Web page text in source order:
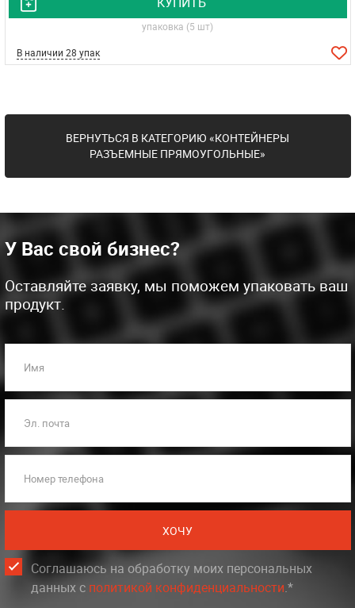
упаковка (5 шт)
В наличии 28 упак
ВЕРНУТЬСЯ В КАТЕГОРИЮ «КОНТЕЙНЕРЫ
РАЗЪЕМНЫЕ ПРЯМОУГОЛЬНЫЕ»
У Вас свой бизнес?
Оставляйте заявку, мы поможем упаковать ваш
продукт.
Имя
Эл. почта
Номер телефона
ХОЧУ
Соглашаюсь на обработку моих персональных
данных c политикой конфиденциальности.*